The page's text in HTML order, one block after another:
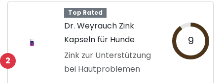
2
Top Rated
Dr. Weyrauch Zink
Kapseln für Hunde
Zink zur Unterstützung
bei Hautproblemen
9